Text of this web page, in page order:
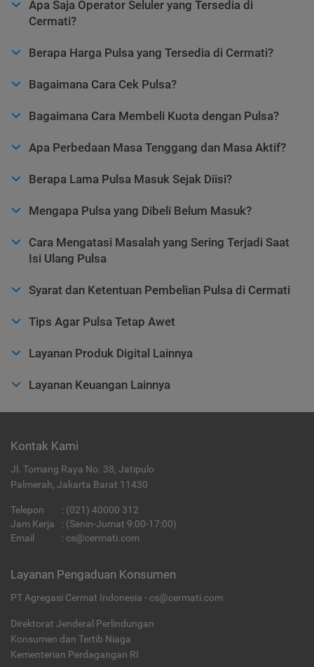
Apa Saja Operator Seluler yang Tersedia di
Cermati?
Berapa Harga Pulsa yang Tersedia di Cermati?
Bagaimana Cara Cek Pulsa?
Bagaimana Cara Membeli Kuota dengan Pulsa?
Apa Perbedaan Masa Tenggang dan Masa Aktif?
Berapa Lama Pulsa Masuk Sejak Diisi?
Mengapa Pulsa yang Dibeli Belum Masuk?
Cara Mengatasi Masalah yang Sering Terjadi Saat
Isi Ulang Pulsa
Syarat dan Ketentuan Pembelian Pulsa di Cermati
Tips Agar Pulsa Tetap Awet
Layanan Produk Digital Lainnya
Layanan Keuangan Lainnya
Kontak Kami
Jl. Tomang Raya No. 38, Jatipulo
Palmerah, Jakarta Barat 11430
Telepon : (021) 40000 312
Jam Kerja
: (Senin-Jumat 9:00-17:00)
Email
: cs@cermati.com
Layanan Pengaduan Konsumen
PT Agregasi Cermat Indonesia - cs@cermati.com
Direktorat Jenderal Perlindungan
Konsumen dan Tertib Niaga
Kementerian Perdagangan RI